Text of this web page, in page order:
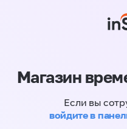
Магазин
Если вы
войдите в